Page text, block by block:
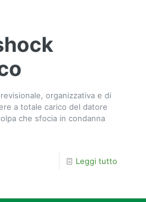
organizzativa e di
a totale carico del datore
che sfocia in condanna
Leggi tutto